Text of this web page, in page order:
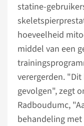
statine-
hoeveelheid
middel van een
verergerden.
gevolgen", zegt
Radboudumc,
behandeling